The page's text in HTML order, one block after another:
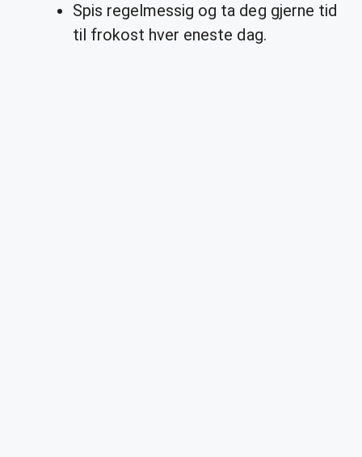
Spis regelmessig og ta deg gjerne tid
til frokost hver eneste dag.